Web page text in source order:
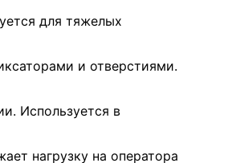
для тяжелых
и отверстиями.
Используется в
нагрузку на оператора